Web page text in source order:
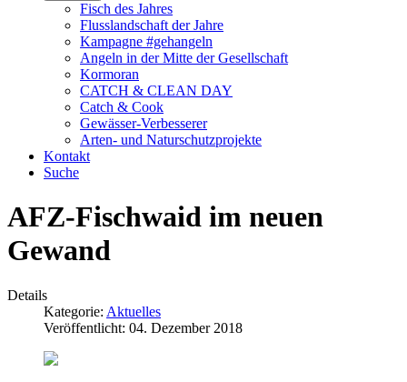
Fisch des Jahres
Flusslandschaft der Jahre
Kampagne #gehangeln
Angeln in der Mitte der Gesellschaft
Kormoran
CATCH & CLEAN DAY
Catch & Cook
Gewässer-Verbesserer
Arten- und Naturschutzprojekte
Kontakt
Suche
AFZ-Fischwaid im neuen
Gewand
Details
Kategorie: Aktuelles
Veröffentlicht: 04. Dezember 2018